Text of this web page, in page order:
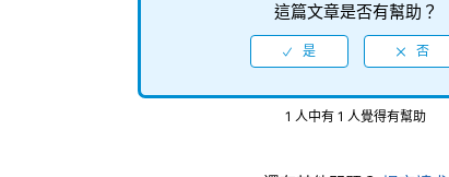
這篇文章是否有幫助？
1 人中有 1 人覺得有幫助